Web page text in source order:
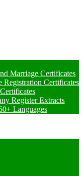
Marriage Certificates
Registration Certificates
Register Extracts
Languages